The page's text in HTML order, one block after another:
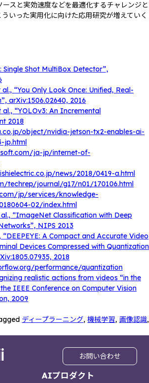
ースと実効速度などを最適化するチャレンジと
いった実用化に向けた応用研究が増えていく
Single Shot MultiBox Detector”,
“You Only Look Once: Unified, Real-
arXiv:1506.02640, 2016
“YOLOv3: An Incremental
2018
object/nvidia-jetson-tx2-enables-ai-
jp.html
ja-jp/internet-of-
news/2018/0419-a.html
techrep/journal/g17/n01/170106.html
jp/services/knowledge-
02/index.html
“ImageNet Classification with Deep
NIPS 2013
“DEEPEYE: A Compact and Accurate Video
Devices Compressed with Quantization
2018
performance/quantization
realistic actions from videos “in the
IEEE Conference on Computer Vision
2009
ディープラーニング, 機械学習, 画像認識,
お問い合わせ
AIプロダクト